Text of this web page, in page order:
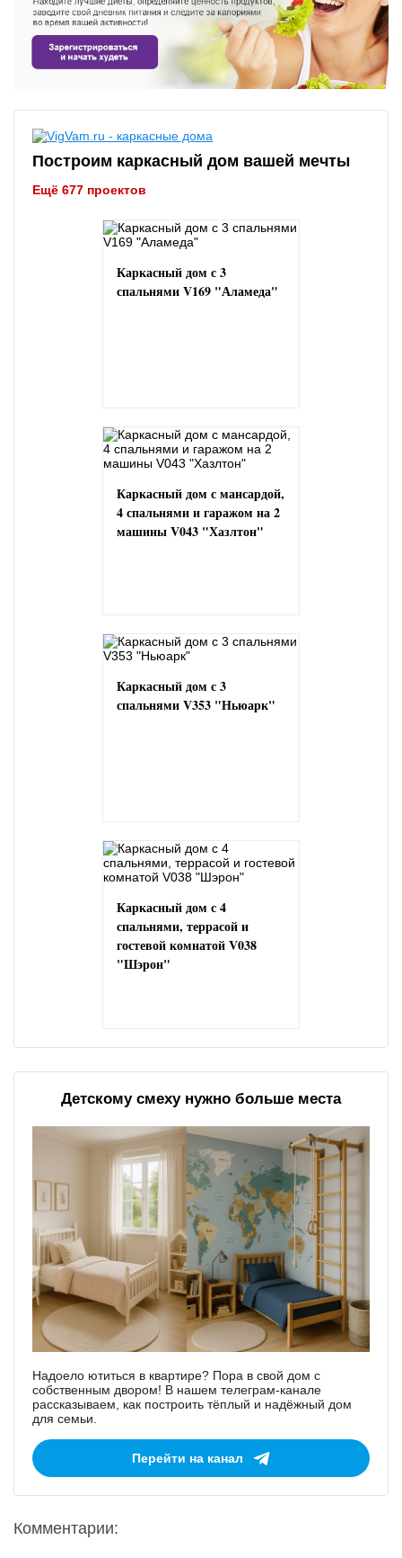
Построим каркасный дом вашей мечты
Ещё 677 проектов
Каркасный дом с 3
спальнями V169 "Аламеда"
Каркасный дом с мансардой,
4 спальнями и гаражом на 2
машины V043 "Хазлтон"
Каркасный дом с 3
спальнями V353 "Ньюарк"
Каркасный дом с 4
спальнями, террасой и
гостевой комнатой V038
"Шэрон"
Детскому смеху нужно больше места
Надоело ютиться в квартире? Пора в свой дом с
собственным двором! В нашем телеграм-канале
рассказываем, как построить тёплый и надёжный дом
для семьи.
Перейти на канал
Комментарии: